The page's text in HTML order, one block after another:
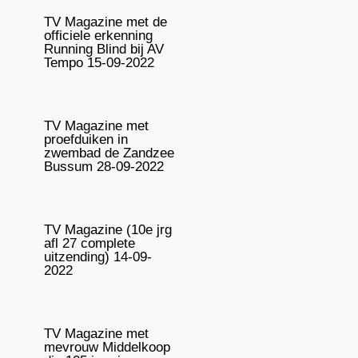
TV Magazine met de
officiele erkenning
Running Blind bij AV
Tempo 15-09-2022
TV Magazine met
proefduiken in
zwembad de Zandzee
Bussum 28-09-2022
TV Magazine (10e jrg
afl 27 complete
uitzending) 14-09-
2022
TV Magazine met
mevrouw Middelkoop